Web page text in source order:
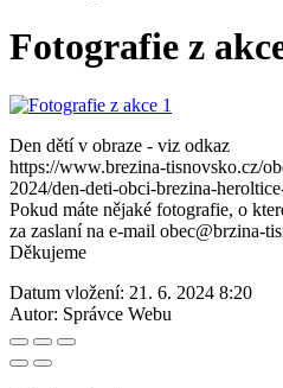
Fotografie z
Den dětí v obraze - viz odkaz
https://www.brezina-tisnovsko.cz/
2024/den-deti-obci-brezina-
Pokud máte nějaké fotografie, o
za zaslaní na e-mail obec@brzina-
Děkujeme
Datum vložení: 21. 6. 2024 8:20
Autor: Správce Webu